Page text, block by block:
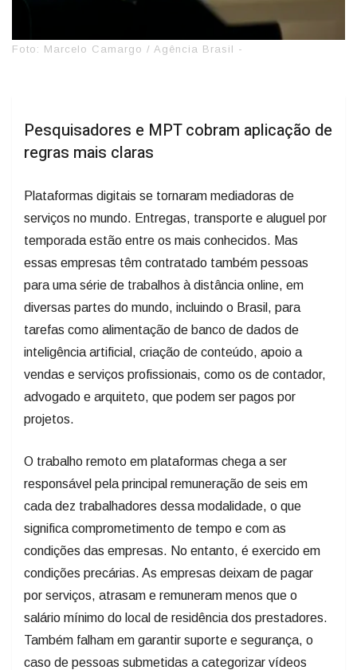
Foto: Marcelo Camargo / Agência Brasil -
Pesquisadores e MPT cobram aplicação de
regras mais claras
Plataformas digitais se tornaram mediadoras de
serviços no mundo. Entregas, transporte e aluguel por
temporada estão entre os mais conhecidos. Mas
essas empresas têm contratado também pessoas
para uma série de trabalhos à distância online, em
diversas partes do mundo, incluindo o Brasil, para
tarefas como alimentação de banco de dados de
inteligência artificial, criação de conteúdo, apoio a
vendas e serviços profissionais, como os de contador,
advogado e arquiteto, que podem ser pagos por
projetos.
O trabalho remoto em plataformas chega a ser
responsável pela principal remuneração de seis em
cada dez trabalhadores dessa modalidade, o que
significa comprometimento de tempo e com as
condições das empresas. No entanto, é exercido em
condições precárias. As empresas deixam de pagar
por serviços, atrasam e remuneram menos que o
salário mínimo do local de residência dos prestadores.
Também falham em garantir suporte e segurança, o
caso de pessoas submetidas a categorizar vídeos